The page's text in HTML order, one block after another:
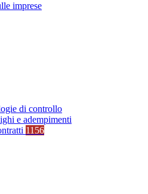
imprese
di controllo
e adempimenti
1156